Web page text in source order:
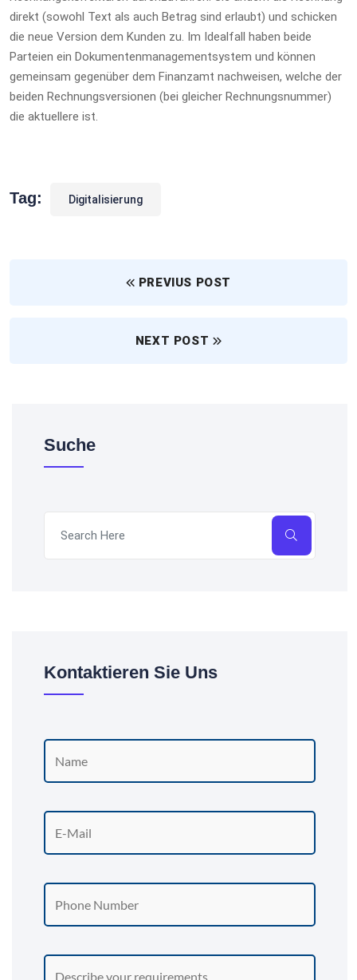
direkt (sowohl Text als auch Betrag sind erlaubt) und schicken
die neue Version dem Kunden zu. Im Idealfall haben beide
Parteien ein Dokumentenmanagementsystem und können
gemeinsam gegenüber dem Finanzamt nachweisen, welche der
beiden Rechnungsversionen (bei gleicher Rechnungsnummer)
die aktuellere ist.
Tag: Digitalisierung
PREVIUS POST
NEXT POST
Suche
Kontaktieren Sie Uns